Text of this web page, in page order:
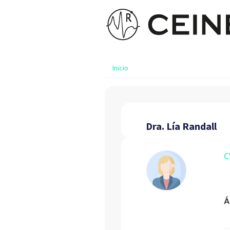
Inicio
Dra. Lía Randall